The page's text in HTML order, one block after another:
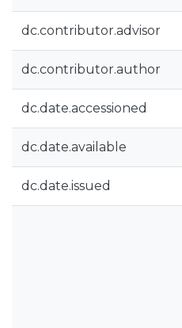
dc.contributor.advisor
dc.contributor.author
dc.date.accessioned
dc.date.available
dc.date.issued